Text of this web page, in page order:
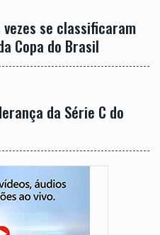
se classificaram
Copa do Brasil
da Série C do